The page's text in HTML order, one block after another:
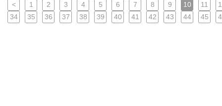
< 1 2 3 4 5 6 7 8 9 10 11
34
35 36 37 38 39 40 41 42 43 44 45